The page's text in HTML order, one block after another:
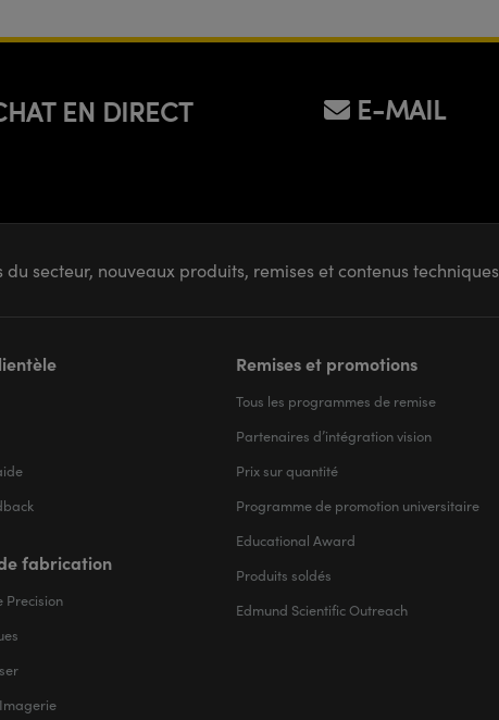
EN DIRECT E-MAIL
du secteur, nouveaux produits, remises et contenus techniques
fabrication
Precision
Remises et promotions
Tous les programmes de remise
Partenaires d’intégration vision
Prix sur quantité
Programme de promotion universitaire
Educational Award
Produits soldés
Edmund Scientific Outreach